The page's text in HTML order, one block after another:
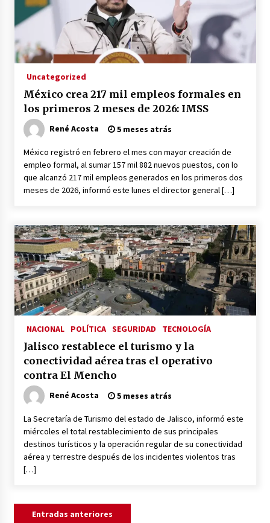
Uncategorized
México crea 217 mil empleos formales en
los primeros 2 meses de 2026: IMSS
René Acosta 5 meses atrás
México registró en febrero el mes con mayor creación de
empleo formal, al sumar 157 mil 882 nuevos puestos, con lo
que alcanzó 217 mil empleos generados en los primeros dos
meses de 2026, informó este lunes el director general […]
NACIONAL POLÍTICA SEGURIDAD TECNOLOGÍA
Jalisco restablece el turismo y la
conectividad aérea tras el operativo
contra El Mencho
René Acosta 5 meses atrás
La Secretaría de Turismo del estado de Jalisco, informó este
miércoles el total restablecimiento de sus principales
destinos turísticos y la operación regular de su conectividad
aérea y terrestre después de los incidentes violentos tras
[…]
Navegación
Entradas anteriores